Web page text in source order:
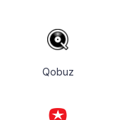
Qobuz